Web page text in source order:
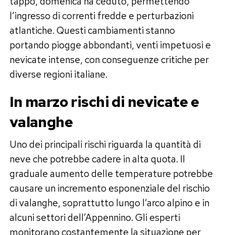
l’ingresso di correnti fredde e perturbazioni
atlantiche. Questi cambiamenti stanno
portando piogge abbondanti, venti impetuosi e
nevicate intense, con conseguenze critiche per
diverse regioni italiane.
In marzo rischi di nevicate e
valanghe
Uno dei principali rischi riguarda la quantità di
neve che potrebbe cadere in alta quota. Il
graduale aumento delle temperature potrebbe
causare un incremento esponenziale del rischio
di valanghe, soprattutto lungo l’arco alpino e in
alcuni settori dell’Appennino. Gli esperti
monitorano costantemente la situazione per